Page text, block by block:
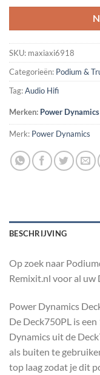
SKU: maxiaxi6918
Categorieën: Podium &
Tag:Audio Hifi
Merken: Power Dynamics
Merk: Power Dynamics
BESCHRIJVING
Op zoek naar
Remixit.nl voor al uw
Power Dynamics
De Deck750PL is
Dynamics uit de
als buiten te
top laag zodat je dit